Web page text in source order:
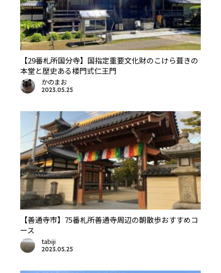
【29番札所国分寺】国指定重要文化財のこけら葺きの
本堂と歴史ある楼門式仁王門
かのまお
2023.05.25
【善通寺市】75番札所善通寺周辺の朝散歩おすすめコ
ース
tabiji
2023.05.25